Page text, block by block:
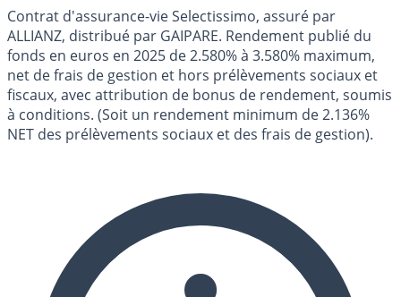
Contrat d'assurance-vie Selectissimo, assuré par
ALLIANZ, distribué par GAIPARE. Rendement publié du
fonds en euros en 2025 de 2.580% à 3.580% maximum,
net de frais de gestion et hors prélèvements sociaux et
fiscaux, avec attribution de bonus de rendement, soumis
à conditions. (Soit un rendement minimum de 2.136%
NET des prélèvements sociaux et des frais de gestion).